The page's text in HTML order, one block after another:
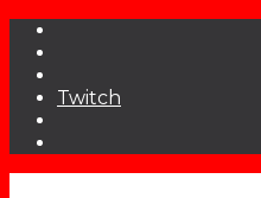
Twitch